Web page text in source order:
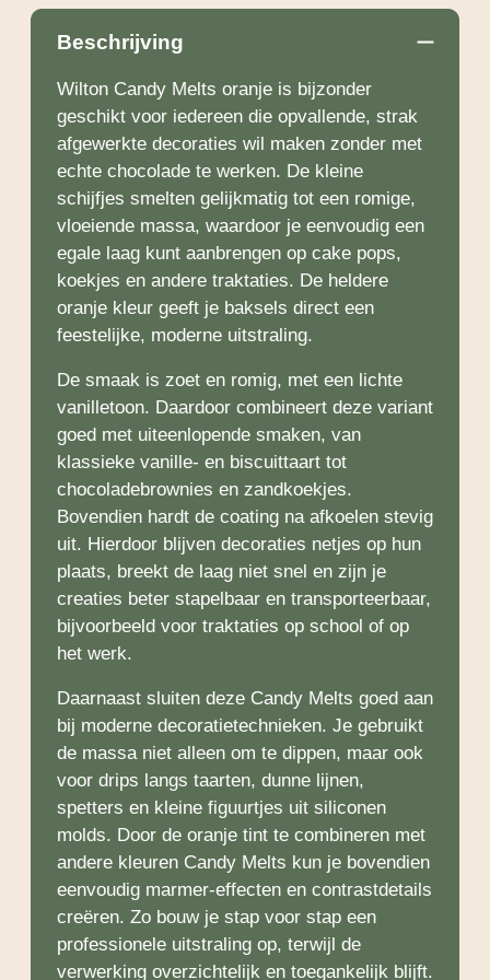
Beschrijving
Wilton Candy Melts oranje is bijzonder
geschikt voor iedereen die opvallende, strak
afgewerkte decoraties wil maken zonder met
echte chocolade te werken. De kleine
schijfjes smelten gelijkmatig tot een romige,
vloeiende massa, waardoor je eenvoudig een
egale laag kunt aanbrengen op cake pops,
koekjes en andere traktaties. De heldere
oranje kleur geeft je baksels direct een
feestelijke, moderne uitstraling.
De smaak is zoet en romig, met een lichte
vanilletoon. Daardoor combineert deze variant
goed met uiteenlopende smaken, van
klassieke vanille- en biscuittaart tot
chocoladebrownies en zandkoekjes.
Bovendien hardt de coating na afkoelen stevig
uit. Hierdoor blijven decoraties netjes op hun
plaats, breekt de laag niet snel en zijn je
creaties beter stapelbaar en transporteerbaar,
bijvoorbeeld voor traktaties op school of op
het werk.
Daarnaast sluiten deze Candy Melts goed aan
bij moderne decoratietechnieken. Je gebruikt
de massa niet alleen om te dippen, maar ook
voor drips langs taarten, dunne lijnen,
spetters en kleine figuurtjes uit siliconen
molds. Door de oranje tint te combineren met
andere kleuren Candy Melts kun je bovendien
eenvoudig marmer-effecten en contrastdetails
creëren. Zo bouw je stap voor stap een
professionele uitstraling op, terwijl de
verwerking overzichtelijk en toegankelijk blijft.